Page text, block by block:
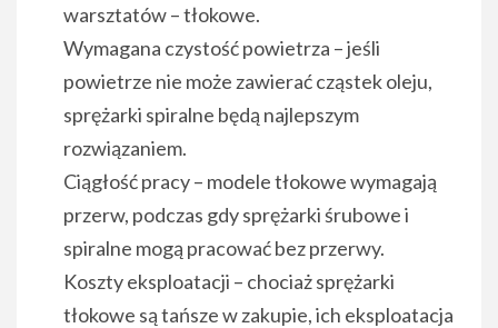
warsztatów – tłokowe.
Wymagana czystość powietrza – jeśli
powietrze nie może zawierać cząstek oleju,
sprężarki spiralne będą najlepszym
rozwiązaniem.
Ciągłość pracy – modele tłokowe wymagają
przerw, podczas gdy sprężarki śrubowe i
spiralne mogą pracować bez przerwy.
Koszty eksploatacji – chociaż sprężarki
tłokowe są tańsze w zakupie, ich eksploatacja